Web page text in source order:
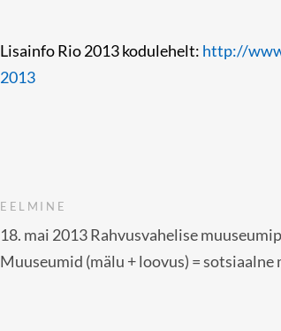
Lisainfo Rio 2013 kodulehelt: http://
2013
EELMINE
18. mai 2013 Rahvusvahelise
Muuseumid (mälu + loovus) = sotsiaalne